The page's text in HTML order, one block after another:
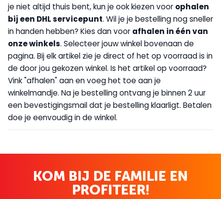
je niet altijd thuis bent, kun je ook kiezen voor ophalen
bij een DHL servicepunt. Wil je je bestelling nog sneller
in handen hebben? Kies dan voor afhalen in één van
onze winkels. Selecteer jouw winkel bovenaan de
pagina. Bij elk artikel zie je direct of het op voorraad is in
de door jou gekozen winkel. Is het artikel op voorraad?
Vink "afhalen" aan en voeg het toe aan je
winkelmandje. Na je bestelling ontvang je binnen 2 uur
een bevestigingsmail dat je bestelling klaarligt. Betalen
doe je eenvoudig in de winkel.
KOM BIJ DE FAMILIE EN
PROFITEER!